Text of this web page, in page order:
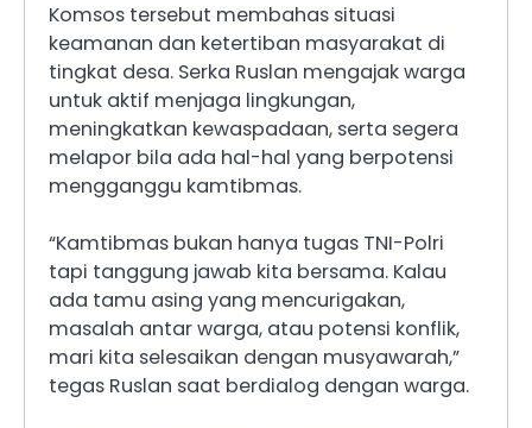
Komsos tersebut membahas situasi
keamanan dan ketertiban masyarakat di
tingkat desa. Serka Ruslan mengajak warga
untuk aktif menjaga lingkungan,
meningkatkan kewaspadaan, serta segera
melapor bila ada hal-hal yang berpotensi
mengganggu kamtibmas.
“Kamtibmas bukan hanya tugas TNI-Polri
tapi tanggung jawab kita bersama. Kalau
ada tamu asing yang mencurigakan,
masalah antar warga, atau potensi konflik,
mari kita selesaikan dengan musyawarah,”
tegas Ruslan saat berdialog dengan warga.